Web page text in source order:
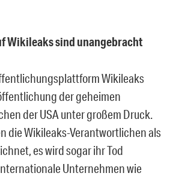
Wikileaks sind unangebracht
Wikileaks
der geheimen
der USA unter großem Druck.
die Wikileaks-Verantwortlichen als
es wird sogar ihr Tod
Unternehmen wie